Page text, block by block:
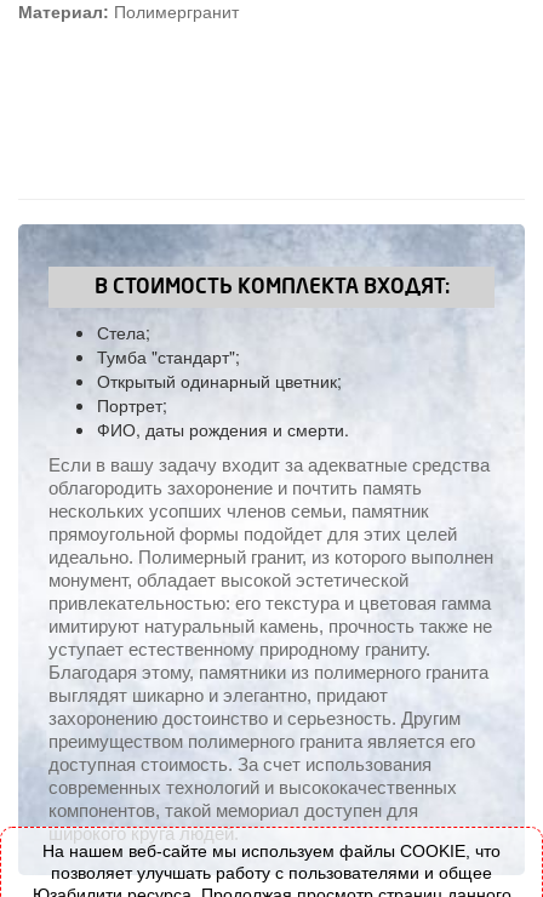
Материал: Полимергранит
В СТОИМОСТЬ КОМПЛЕКТА ВХОДЯТ:
Стела;
Тумба "стандарт";
Открытый одинарный цветник;
Портрет;
ФИО, даты рождения и смерти.
Если в вашу задачу входит за адекватные средства
облагородить захоронение и почтить память
нескольких усопших членов семьи, памятник
прямоугольной формы подойдет для этих целей
идеально. Полимерный гранит, из которого выполнен
монумент, обладает высокой эстетической
привлекательностью: его текстура и цветовая гамма
имитируют натуральный камень, прочность также не
уступает естественному природному граниту.
Благодаря этому, памятники из полимерного гранита
выглядят шикарно и элегантно, придают
захоронению достоинство и серьезность. Другим
преимуществом полимерного гранита является его
доступная стоимость. За счет использования
современных технологий и высококачественных
компонентов, такой мемориал доступен для
широкого круга людей.
На нашем веб-сайте мы используем файлы COOKIE, что
позволяет улучшать работу с пользователями и общее